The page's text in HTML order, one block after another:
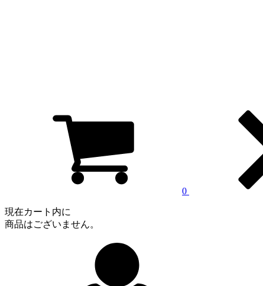
0
現在カート内に
商品はございません。